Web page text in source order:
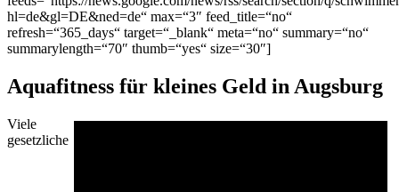
hl=de&gl=DE&ned=de“ max=“3″ feed_title=“no“
refresh=“365_days“ target=“_blank“ meta=“no“ summary=“no“
summarylength=“70″ thumb=“yes“ size=“30″]
Aquafitness für kleines Geld in Augsburg
Viele
gesetzliche